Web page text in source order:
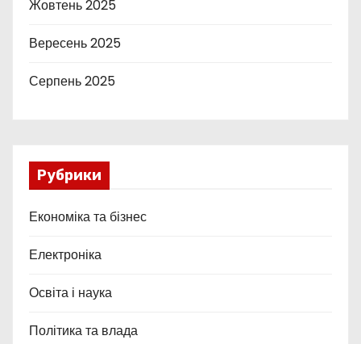
Жовтень 2025
Вересень 2025
Серпень 2025
Рубрики
Економіка та бізнес
Електроніка
Освіта і наука
Політика та влада